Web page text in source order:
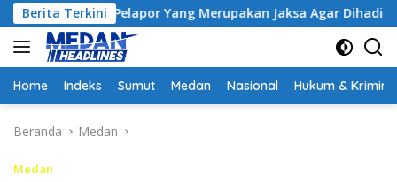
Langsung
ke
konten
Berita Terkini
Pelapor Yang Merupakan Jaksa Agar Dihadirkan
Home Indeks Sumut Medan Nasional Hukum &
Beranda Medan
Medan